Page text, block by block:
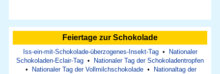
Feiertage zur Schokolade
Iss-ein-mit-Schokolade-überzogenes-Insekt-Tag•
Nationaler
Schokoladen-Eclair-Tag •
Nationaler Tag der Schokoladentropfen
•
Nationaler Tag der Vollmilchschokolade •
Nationaltag der